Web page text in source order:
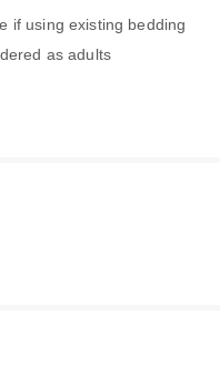
if using existing bedding
as adults